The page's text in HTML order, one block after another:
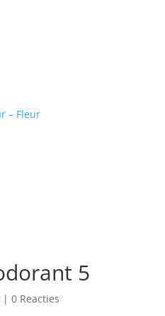
– Fleur
5
| 0 Reacties